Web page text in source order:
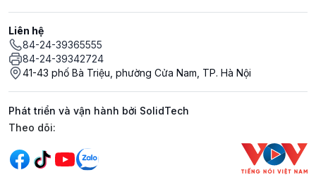
Liên hệ
84-24-39365555
84-24-39342724
41-43 phố Bà Triệu, phường Cửa Nam, TP. Hà Nội
Phát triển và vận hành bởi SolidTech
Mạng xã hội
Theo dõi: